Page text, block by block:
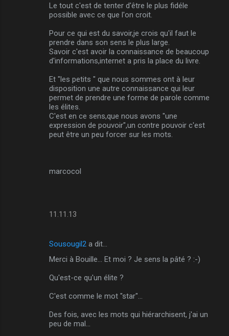
Le tout c'est de tenter d'être le plus fidéle
possible avec ce que l'on croit.
Pour ce qui est du savoir,je crois qu'il faut le
prendre dans son sens le plus large.
Savoir c'est avoir la connaissance de beaucoup
d'informations,internet a pris la place du livre.
Et "les petits " que nous sommes ont à leur
disposition une autre connaissance qui leur
permet de prendre une forme de parole comme
les élites.
C'est en ce sens,que nous avons "une
expression de pouvoir",un contre pouvoir c'est
peut être un peu forcer sur les mots.
marcocol
11.11.13
Sousougil2 a dit…
Merci à Bouille... Et moi ? Je sens la pâté ? :-)
Qu'est-ce qu'un élite ?
C'est comme le mot "star"...
Des fois, avec les mots qui hiérarchisent, j'ai un
peu de mal...